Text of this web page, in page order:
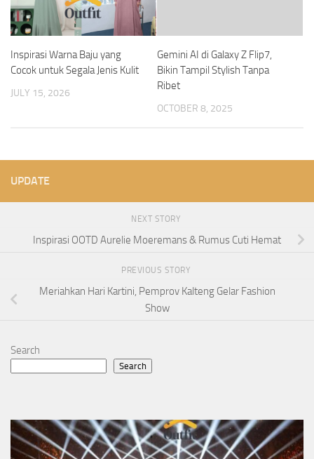
Inspirasi Warna Baju yang
Cocok untuk Segala Jenis Kulit
JULY 15, 2026
Gemini AI di Galaxy Z Flip7,
Bikin Tampil Stylish Tanpa
Ribet
OCTOBER 8, 2025
UPDATE
NEXT STORY
Inspirasi OOTD Aurelie Moeremans & Rumus Cuti Hemat
PREVIOUS STORY
Meriahkan Hari Kartini, Pemprov Kalteng Gelar Fashion
Show
Search
Search